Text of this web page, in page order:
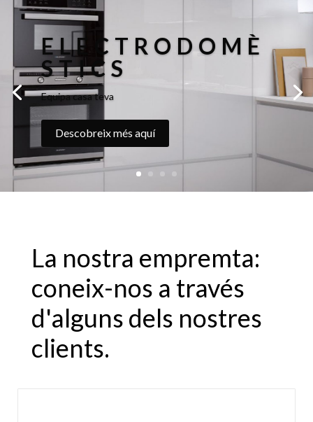
ELECTRODOMÈ
STICS
Equipa casa teva
Descobreix més aquí
La nostra empremta:
coneix-nos a través
d'alguns dels nostres
clients.